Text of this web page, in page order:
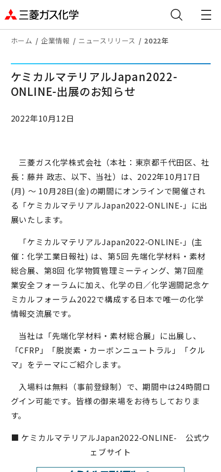
ホーム 企業情報 ニュースリリース 2022年
ケミカルマテリアルJapan2022-
ONLINE-出展のお知らせ
2022年10月12日
三菱ガス化学株式会社（本社：東京都千代田区、社
長：藤井 政志、以下、当社）は、2022年10月17日
(月) ～ 10月28日(金)の期間にオンラインで開催され
る「ケミカルマテリアルJapan2022-ONLINE-」に出
展いたします。
「ケミカルマテリアルJapan2022-ONLINE-」(主
催：化学工業日報社) は、第5回 先端化学材料・素材
総合展、第8回 化学物質管理ミーティング、第7回産
業安全フォーラムに加え、化学の日／化学週間記念ケ
ミカルフォーラム2022で構成する日本で唯一の化学
情報交流展です。
当社は「先端化学材料・素材総合展」に出展し、
「CFRP」「脱炭素・カーボンニュートラル」「クル
マ」をテーマにご紹介します。
入場料は無料（事前登録制）で、期間中は24時間ロ
グイン可能です。皆様の御来場をお待ちしておりま
す。
■ ケミカルマテリアルJapan2022-ONLINE- 公式ウ
ェブサイト